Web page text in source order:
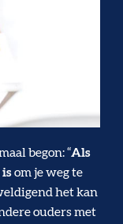
begon: “Als
isom je weg te
het kan
ouders met